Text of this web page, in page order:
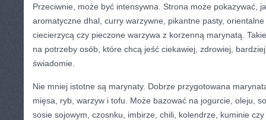
Przeciwnie, może być intensywna. Strona może pokazywać,
aromatyczne dhal, curry warzywne, pikantne pasty, orientalne
ciecierzycą czy pieczone warzywa z korzenną marynatą.
na potrzeby osób, które chcą jeść ciekawiej, zdrowiej,
świadomie.
Nie mniej istotne są marynaty. Dobrze przygotowana
mięsa, ryb, warzyw i tofu. Może bazować na jogurcie, oleju,
sosie sojowym, czosnku, imbirze, chili, kolendrze, kuminie